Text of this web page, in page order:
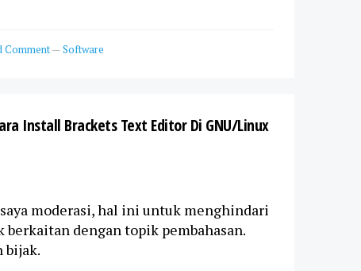
Comment—Software
Install Brackets Text Editor Di GNU/Linux
moderasi, hal ini untuk menghindari
dengan topik pembahasan.
bijak.